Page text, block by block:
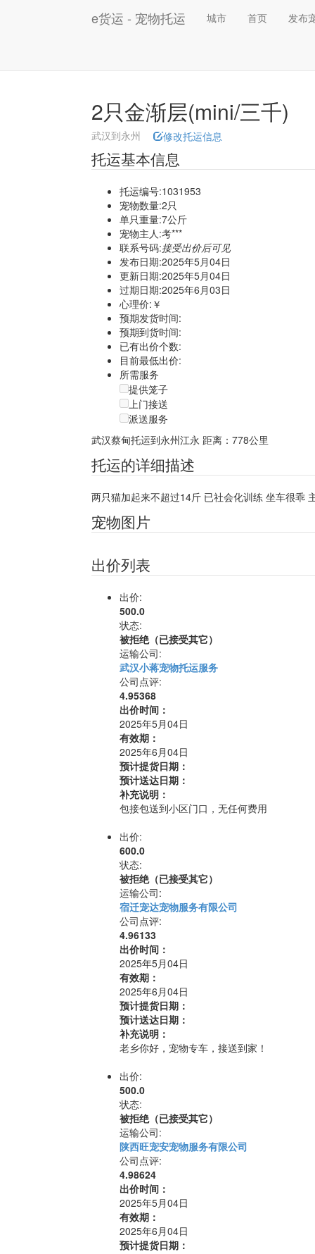
e货运 - 宠物托运 城市 首页 发布
2只金渐层(mini/三千)
武汉到永州 修改托运信息
托运基本信息
托运编号:1031953
宠物数量:2只
单只重量:7公斤
宠物主人:考***
联系号码:接受出价后可见
发布日期:2025年5月04日
更新日期:2025年5月04日
过期日期:2025年6月03日
心理价:￥
预期发货时间:
预期到货时间:
已有出价个数:
目前最低出价:
所需服务
提供笼子
上门接送
派送服务
武汉蔡甸托运到永州江永 距离：778公里
托运的详细描述
两只猫加起来不超过14斤 已社会化训练 坐车很乖
宠物图片
出价列表
出价:
500.0
状态:
被拒绝（已接受其它）
运输公司:
武汉小蒋宠物托运服务
公司点评:
4.95368
出价时间：
2025年5月04日
有效期：
2025年6月04日
预计提货日期：
预计送达日期：
补充说明：
包接包送到小区门口，无任何费用
出价:
600.0
状态:
被拒绝（已接受其它）
运输公司:
宿迁宠达宠物服务有限公司
公司点评:
4.96133
出价时间：
2025年5月04日
有效期：
2025年6月04日
预计提货日期：
预计送达日期：
补充说明：
老乡你好，宠物专车，接送到家！
出价:
500.0
状态:
被拒绝（已接受其它）
运输公司:
陕西旺宠安宠物服务有限公司
公司点评:
4.98624
出价时间：
2025年5月04日
有效期：
2025年6月04日
预计提货日期：